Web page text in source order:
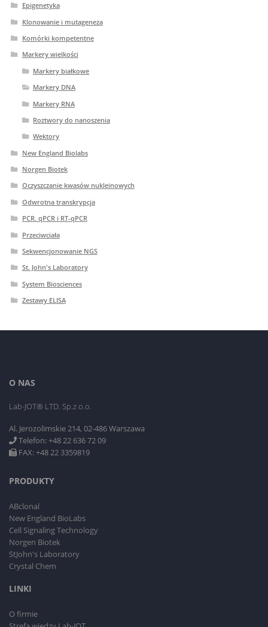
Epigenetyka
Klonowanie i mutageneza
Komórki kompetentne
Markery wielkości
Markery białkowe
Markery DNA
Markery RNA
Roztwory do nanoszenia
Wektory
New England Biolabs
Norgen Biotek
Oczyszczanie kwasów nukleinowych
Odwrotna transkrypcja
PCR. qPCR i RT-qPCR
Przeciwciała
Sekwencjonowanie NGS
St. John's Laboratory
System Biosciences
Zestawy ELISA
O NAS
Lab-JOT® LTD. Sp.z o.o.
Al. Jerozolimskie 214, 02-486 Warszawa
Telefon: +48 22 636 72 09
FAX: +48 22 3359819
PRODUKTY
ABclonal
New England BioLabs
Cell Signaling Technology
Norgen Biotek
StJohn's Laboratory
Crystal Chem
LINKI
O firmie